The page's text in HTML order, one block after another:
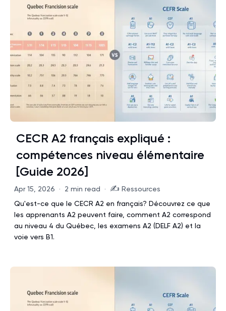
CECR A2 français expliqué :
compétences niveau élémentaire
[Guide 2026]
Apr 15, 2026 · 2 min read · ✍️ Ressources
Qu'est-ce que le CECR A2 en français? Découvrez ce que
les apprenants A2 peuvent faire, comment A2 correspond
au niveau 4 du Québec, les examens A2 (DELF A2) et la
voie vers B1.